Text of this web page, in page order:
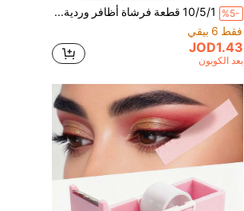
%5-
10/5/1 قطعة فرشاة أظافر وردية، فرشاة تنظيف صغيرة، فرشاة متعددة الوظائف، فرشاة إزالة الجلد الميت، فرشاة أظافر، فرشاة مانيكير، فرشاة تنظيف الغبار، فرشاة العناية بالأظافر متعددة الوظائف، لتنظيف الأظافر، إزالة غبار الأظافر والأوساخ، فرشاة تنظيف غبار الأظافر البلاستيكية، فرشاة أظافر ذات شعيرات ناعمة ومقبض مستقيم متعددة الوظائف، فرشاة أظافر ذات رأس مربع، فرشاة تنظيف الغبار، أداة مانيكير، إكسسوار طلاء الأظافر، إكسسوار مزيل طلاء الأظافر، معدات المانيكير، نمط السجاد، فرشاة
فقط 6 بيقي
JOD1.43
بعد الكوبون